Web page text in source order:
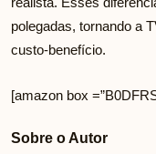
polegadas, tornando a
custo-benefício.
[amazon box
Sobre o Autor